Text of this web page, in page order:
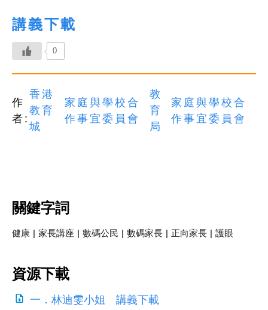
講義下載
0
作
者:
香港
教育
城
家庭與學校合
作事宜委員會
教
育
局
家庭與學校合
作事宜委員會
關鍵字詞
健康 | 家長講座 | 數碼公民 | 數碼家長 | 正向家長 | 護眼
資源下載
一．林迪雯小姐 講義下載